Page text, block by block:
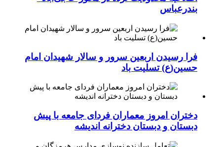
بندرعباس
فرا رسیدن اربعین سرور و سالار شهیدان امام
حسین(ع) تسلیت باد
دختران امروز معماران فردای جامعه با پیش
دبستان و دبستان دخترانه اندیشه